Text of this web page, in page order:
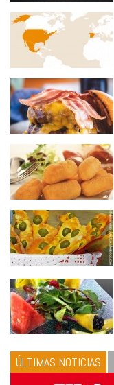
ÚLTIMAS NOTICIAS